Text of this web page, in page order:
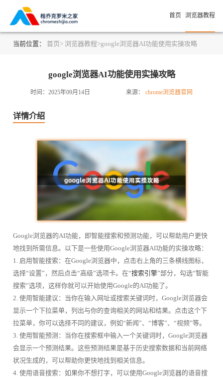
首页 浏览器教程
当前位置： 首页> 浏览器教程>google浏览器AI功能使用实操攻略
google浏览器AI功能使用实操攻略
时间：2025年09月14日 来源： chrome浏览器官网
详情介绍
Google浏览器的AI功能，即智能搜索和预测功能，可以帮助用户更快
地找到所需信息。以下是一些使用Google浏览器AI功能的实操攻略：
1. 启用智能搜索：在Google浏览器中，点击右上角的三条横线图标，
选择“设置”，然后点击“高级”选项卡。在“搜索引擎”部分，勾选“智能
搜索”选项，这样你就可以开始使用Google的AI功能了。
2. 使用智能建议：当你在输入网址或搜索关键词时，Google浏览器会
显示一个下拉菜单，列出与你的查询相关的网站和结果。点击这个下
拉菜单，你可以选择不同的建议，例如“新闻”、“博客”、“视频”等。
3. 使用智能预测：当你在搜索框中输入一个关键词时，Google浏览器
会显示一个预测结果。这些预测结果是基于历史搜索数据和当前网络
状况生成的，可以帮助你更快地找到相关信息。
4. 使用语音搜索：如果你不想打字，可以使用Google浏览器的语音搜